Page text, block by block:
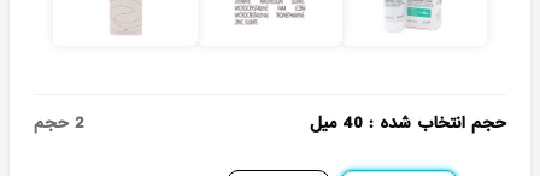
حجم انتخاب شده : 40 میل 2 حجم